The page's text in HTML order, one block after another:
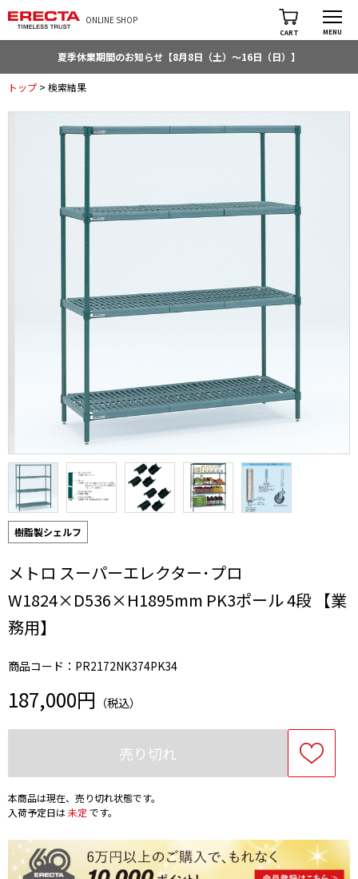
ONLINE SHOP
CART MENU
夏季休業期間のお知らせ【8月8日（土）～16日（日）】
トップ > 検索結果
樹脂製シェルフ
メトロ スーパーエレクター･プロ
W1824×D536×H1895mm PK3ポール 4段 【業
務用】
商品コード：PR2172NK374PK34
187,000円 （税込）
売り切れ
本商品は現在、売り切れ状態です。
入荷予定日は未定 です。